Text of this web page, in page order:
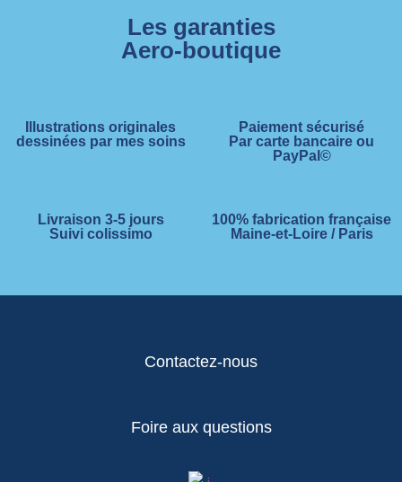
Les garanties
Aero-boutique
Illustrations originales
dessinées par mes soins
Paiement sécurisé
Par carte bancaire ou
PayPal©
Livraison 3-5 jours
Suivi colissimo
100% fabrication française
Maine-et-Loire / Paris
Contactez-nous
Foire aux questions